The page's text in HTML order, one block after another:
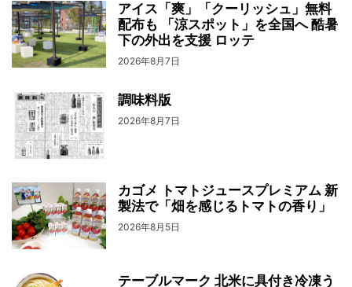
アイス「爽」「クーリッシュ」無料
配布も 「涼スポット」を全国へ 酷暑
下の外出を支援 ロッテ
2026年8月7日
調味料版
2026年8月7日
カゴメ トマトジュースプレミアム 新
製法で「畑を感じるトマトの香り」
2026年8月5日
テーブルマーク 北米に具付き冷凍う